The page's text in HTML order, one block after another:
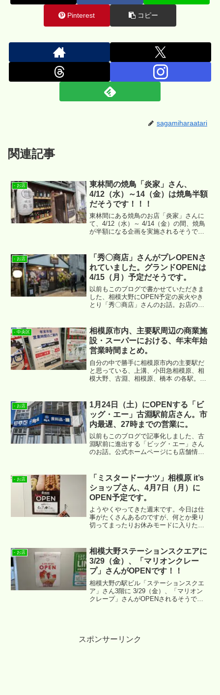
Pinterest コピー
sagamiharaatari
関連記事
- お店
東林間の焼鳥「炎家」さん、
4/12（水）～14（金）は焼鳥半額
だそうです！！！
東林間にある焼鳥のお店「炎家」さんに
て、4/12（水）～ 4/14（金）の間、焼鳥
が半額になる企画を実施されるそうで
- お店
「秀〇商店」さんがプレOPENさ
れていました。グランドOPENは
4/15（月）予定だそうです。
以前もこのブログで書かせていただきま
した、相模大野にOPEN予定の炭火やき
とり「秀〇商店」さんのお話。お店の外
OPENをされていました。店舗の外観に
てその様子をご紹介させていただきま
す。
- 中央区
相模原市内、主要駅周辺の商業施
設・スーパーにおける、年末年始
営業時間まとめ。
自分の中で勝手に相模原市内の主要駅だ
と思っている、上溝、小田急相模原、相
模大野、古淵、相模原、橋本 の各駅。こ
います。
- お店
1月24日（土）にOPENする「ビ
ッグ・エー」古淵駅前店さん。市
内最遅、27時までの営業に。
以前もこのブログで記事化しました、古
淵駅前に進出する「ビッグ・エー」さん
のお話。公式ホームページにも店舗情報
は最遅の営業時間です。
- お店
「ミスタードーナツ」相模原 it’s
ショップさん、4月7日（月）に
OPEN予定です。
ようやくやってきた週末です。今日は仕
事がたくさんあるのですが、何とか乗り
切ってまったりお休みモードに入りたい
- お店
相模大野ステーションスクエアに
3/29（金）、「マリオンクレー
プ」さんがOPENです！！
相模大野の駅ビル「ステーションスクエ
ア」さん3階に 3/29（金）、「マリオン
クレープ」さんがOPENされるそうで
スポンサーリンク